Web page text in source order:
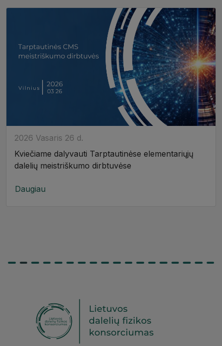
2026 Vasaris 26 d.
Kviečiame dalyvauti Tarptautinėse elementariųjų
dalelių meistriškumo dirbtuvėse
Daugiau